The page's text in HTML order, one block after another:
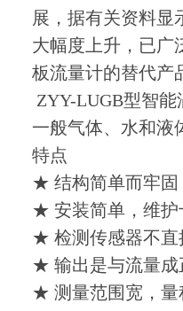
展，据有关资料显
大幅度上升，已广
板流量计的替代产
ZYY-LUGB型智能
一般气体、水和液
特点
★ 结构简单而牢固
★ 安装简单，维护
★ 检测传感器不直
★ 输出是与流量成
★ 测量范围宽，量